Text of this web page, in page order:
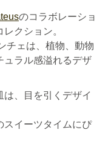
のコラボレーショ
クション。
チェは、植物、動物
ュラル感溢れるデザ
、目を引くデザイ
スイーツタイムにぴ